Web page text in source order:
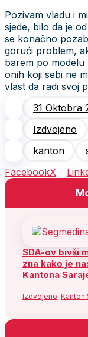
Pozivam vladu i
sjede, bilo da je
se konačno
gorući problem,
barem po modelu
onih koji sebi ne
vlast da radi svoj
31 Oktobra
Izdvojeno
kanton
FacebookX
SDA-ov bivši
zna kako je
Kantona
Izdvojeno, Kanton